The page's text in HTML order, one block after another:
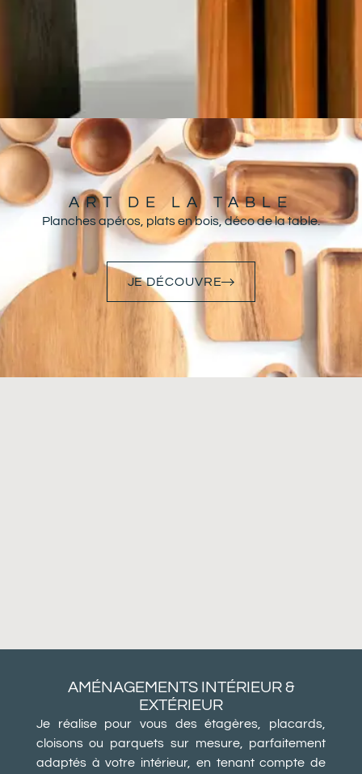
ART DE LA TABLE
Planches apéros, plats en bois, déco de la table.
JE DÉCOUVRE
AMÉNAGEMENTS INTÉRIEUR &
EXTÉRIEUR
Je réalise pour vous des étagères, placards,
cloisons ou parquets sur mesure, parfaitement
adaptés à votre intérieur, en tenant compte de